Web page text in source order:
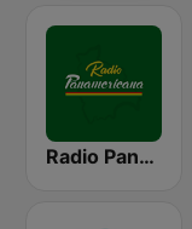
Radio Panamericana